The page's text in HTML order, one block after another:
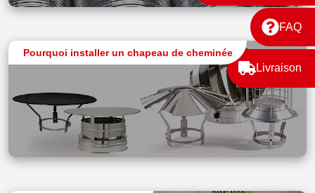
FAQ
Livraison
Pourquoi installer un chapeau de cheminée